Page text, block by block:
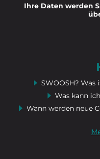
Ihre Daten werden
SWOOSH? Was
Was kann
Wann werden neue